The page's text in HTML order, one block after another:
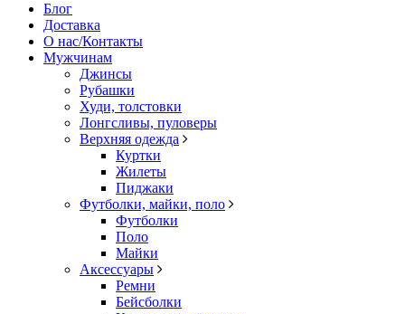
Блог
Доставка
О нас/Контакты
Мужчинам
Джинсы
Рубашки
Худи, толстовки
Лонгсливы, пуловеры
Верхняя одежда
Куртки
Жилеты
Пиджаки
Футболки, майки, поло
Футболки
Поло
Майки
Аксессуары
Ремни
Бейсболки